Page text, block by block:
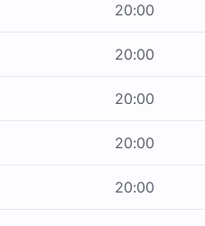
20:00
20:00
20:00
20:00
20:00